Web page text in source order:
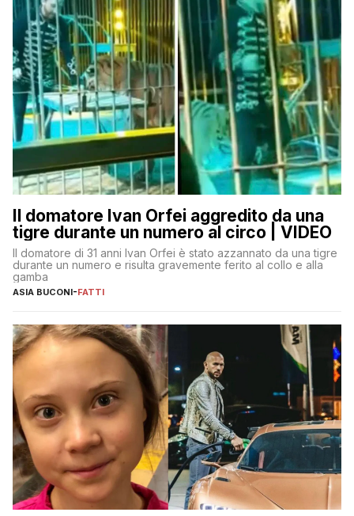
Il domatore Ivan Orfei aggredito da una
tigre durante un numero al circo | VIDEO
Il domatore di 31 anni Ivan Orfei è stato azzannato da una tigre
durante un numero e risulta gravemente ferito al collo e alla
gamba
ASIA BUCONI-FATTI